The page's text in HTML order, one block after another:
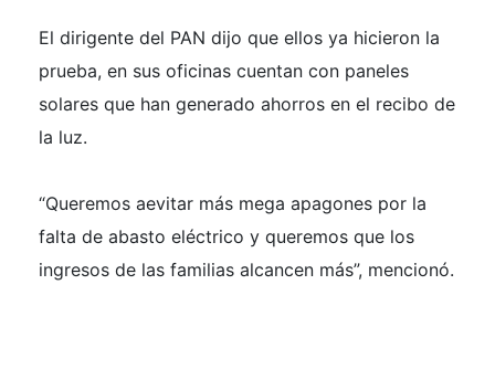
El dirigente del PAN dijo que ellos ya hicieron la
prueba, en sus oficinas cuentan con paneles
solares que han generado ahorros en el recibo de
la luz.
“Queremos aevitar más mega apagones por la
falta de abasto eléctrico y queremos que los
ingresos de las familias alcancen más”, mencionó.